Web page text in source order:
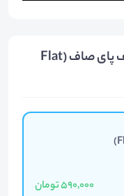
بلیت های دوره پکیج اصلاح کف پای صاف (Flat
590,000 تومان